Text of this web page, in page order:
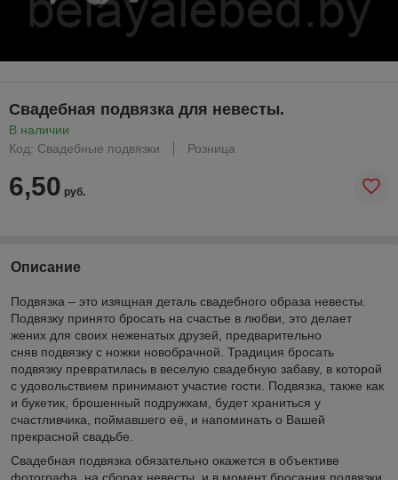
Свадебная подвязка для невесты.
В наличии
Код: Свадебные подвязки
Розница
6,50 руб.
Описание
Подвязка – это изящная деталь свадебного образа невесты.
Подвязку принято бросать на счастье в любви, это делает
жених для своих неженатых друзей, предварительно
сняв подвязку с ножки новобрачной. Традиция бросать
подвязку превратилась в веселую свадебную забаву, в которой
с удовольствием принимают участие гости. Подвязка, также как
и букетик, брошенный подружкам, будет храниться у
счастливчика, поймавшего её, и напоминать о Вашей
прекрасной свадьбе.
Свадебная подвязка обязательно окажется в объективе
фотографа, на сборах невесты, и в момент бросания подвязки